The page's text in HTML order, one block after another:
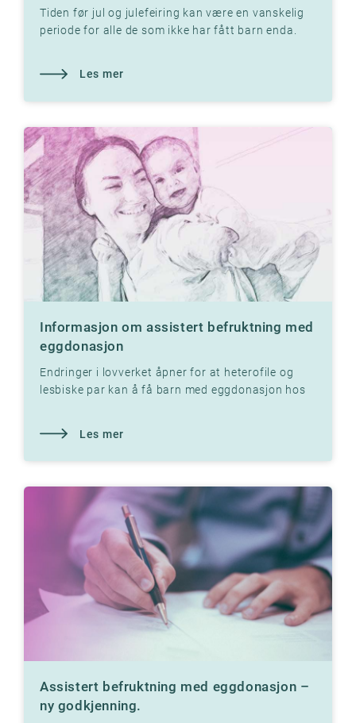
Tiden før jul og julefeiring kan være en vanskelig
periode for alle de som ikke har fått barn enda.
Les mer
Informasjon om assistert befruktning med
eggdonasjon
Endringer i lovverket åpner for at heterofile og
lesbiske par kan å få barn med eggdonasjon hos
Les mer
Assistert befruktning med eggdonasjon –
ny godkjenning.